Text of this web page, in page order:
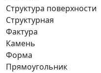
Структура поверхности
Структурная
Фактура
Камень
Форма
Прямоугольник